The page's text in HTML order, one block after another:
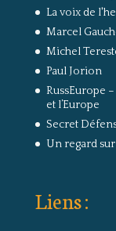
La voix de
Marcel
Michel
Paul Jorion
RussEurope
et l’Europe
Secret
Un regard sur
Liens :